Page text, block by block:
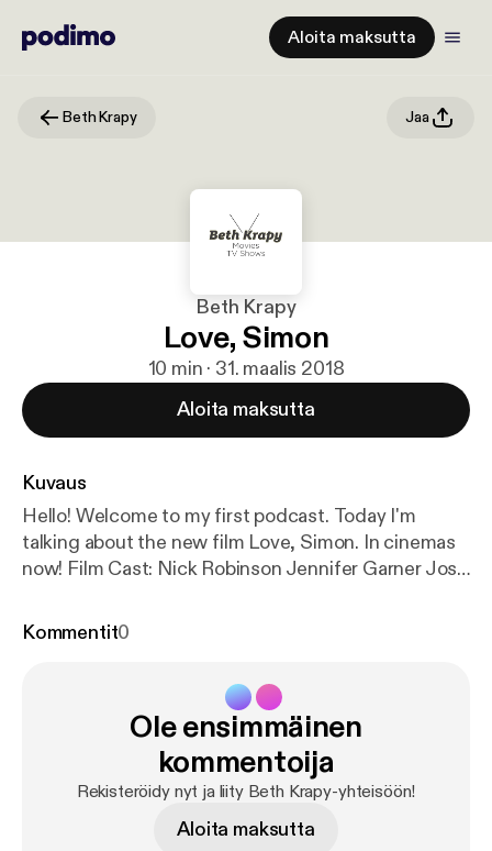
Aloita maksutta
Beth Krapy Jaa
Beth Krapy
Love, Simon
10 min · 31. maalis 2018
Aloita maksutta
Kuvaus
Hello! Welcome to my first podcast. Today I'm
talking about the new film Love, Simon. In cinemas
now! Film Cast: Nick Robinson Jennifer Garner Josh
Logan Miller Keiynan Lonsdale Jorge Lendeborg Jr.
Kommentit0
Ole ensimmäinen
kommentoija
Rekisteröidy nyt ja liity Beth Krapy-yhteisöön!
Aloita maksutta